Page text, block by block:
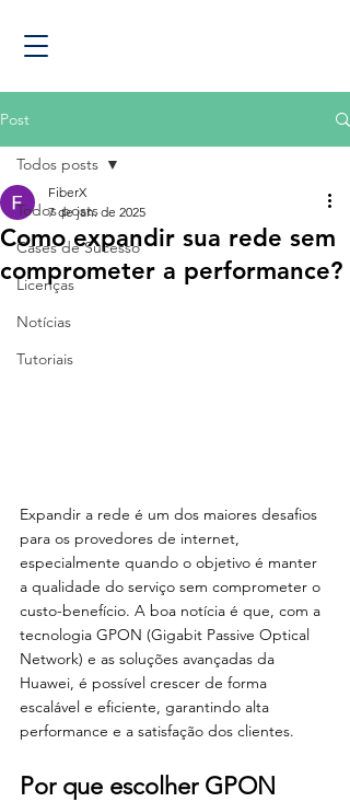
Post
Todos posts
Cases de Sucesso
Licenças
Notícias
Tutoriais
Todos posts
Como expandir sua rede sem
comprometer a performance?
FiberX
7 de jan. de 2025
Expandir a rede é um dos maiores desafios
para os provedores de internet,
especialmente quando o objetivo é manter
a qualidade do serviço sem comprometer o
custo-benefício. A boa notícia é que, com a
tecnologia GPON (Gigabit Passive Optical
Network) e as soluções avançadas da
Huawei, é possível crescer de forma
escalável e eficiente, garantindo alta
performance e a satisfação dos clientes.
Por que escolher GPON